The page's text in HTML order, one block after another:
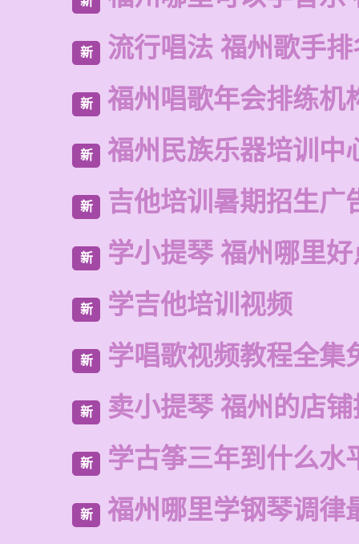
新 流行唱法 福州歌手排
新 福州唱歌年会排练机
新 福州民族乐器培训中
新 吉他培训暑期招生广
新 学小提琴 福州哪里好
新 学吉他培训视频
新 学唱歌视频教程全集
新 卖小提琴 福州的店
新 学古筝三年到什么水
新 福州哪里学钢琴调律